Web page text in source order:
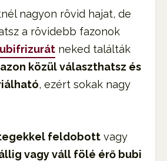
nagyon rövid hajat, de
a rövidebb fazonok
neked találták
közül választhatsz és
, ezért sokak nagy
feldobott vagy
vagy váll fölé érő bubi